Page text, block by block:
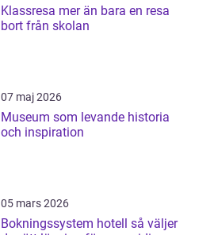
Klassresa mer än bara en resa
bort från skolan
07 maj 2026
Museum som levande historia
och inspiration
05 mars 2026
Bokningssystem hotell så väljer